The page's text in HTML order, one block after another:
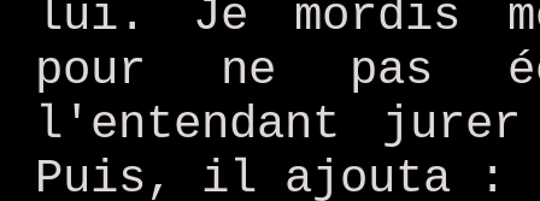
lui. Je mordis
pour ne pas
l'entendant jurer
Puis, il ajouta :